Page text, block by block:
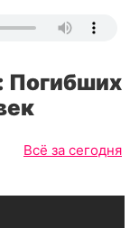
Погибших
Всё за сегодня